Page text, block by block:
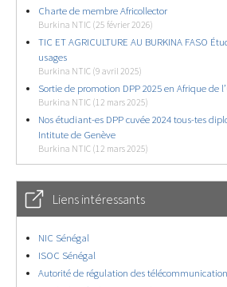
Charte de membre Africollector
Burkina NTIC (25 février 2026)
TIC ET AGRICULTURE AU BURKINA FASO
usages
Burkina NTIC (9 avril 2025)
Sortie de promotion DPP 2025 en Afrique de
Burkina NTIC (12 mars 2025)
Nos étudiant-es DPP cuvée 2024 tous-tes
Intitute de Genève
Burkina NTIC (12 mars 2025)
Liens intéressants
NIC Sénégal
ISOC Sénégal
Autorité de régulation des